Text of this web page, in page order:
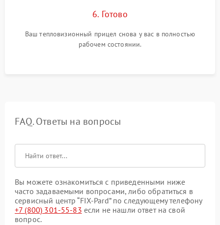
6. Готово
Ваш тепловизионный прицел снова у вас в полностью
рабочем состоянии.
FAQ. Ответы на вопросы
Вы можете ознакомиться с приведенными ниже
часто задаваемыми вопросами, либо обратиться в
сервисный центр “FIX-Pard” по следующему телефону
+7 (800) 301-55-83 если не нашли ответ на свой
вопрос.